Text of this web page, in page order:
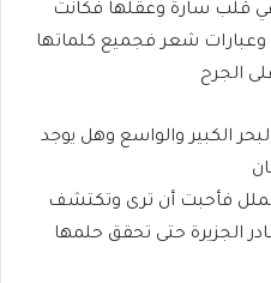
في قلب سارة وعقلها فكانت
شعر فجميع كلماتها
الجرح
الكبير والواسع وهل يوجد
فأحبت أن ترى وتكتشف
الجزيرة حتى تحقق حلمها